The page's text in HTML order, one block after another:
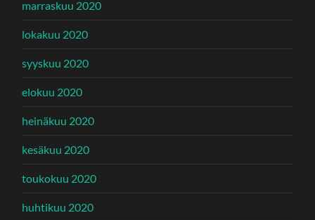
marraskuu 2020
lokakuu 2020
syyskuu 2020
elokuu 2020
heinäkuu 2020
kesäkuu 2020
toukokuu 2020
huhtikuu 2020